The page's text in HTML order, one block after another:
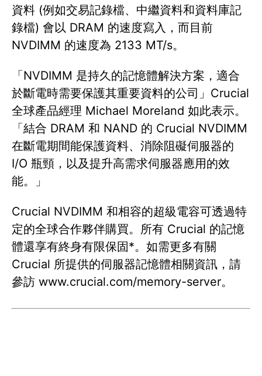
資料 (例如交易記錄檔、中繼資料和資料庫記
錄檔) 會以 DRAM 的速度寫入，而目前
NVDIMM 的速度為 2133 MT/s。
「NVDIMM 是持久的記憶體解決方案，適合
於斷電時需要保護其重要資料的公司」Crucial
全球產品經理 Michael Moreland 如此表示。
「結合 DRAM 和 NAND 的 Crucial NVDIMM
在斷電期間能保護資料、消除阻礙伺服器的
I/O 瓶頸，以及提升高需求伺服器應用的效
能。」
Crucial NVDIMM 和相容的超級電容可透過特
定的全球合作夥伴購買。所有 Crucial 的記憶
體還享有終身有限保固*。如需更多有關
Crucial 所提供的伺服器記憶體相關資訊，請
參訪 www.crucial.com/memory-server。